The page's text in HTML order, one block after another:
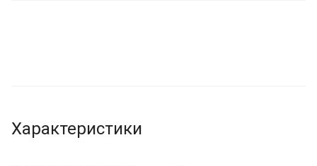
Характеристики